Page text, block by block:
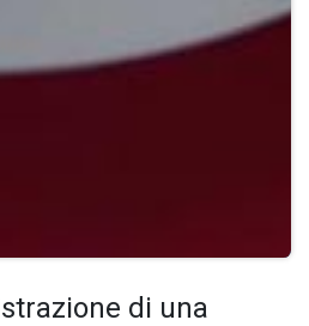
di una